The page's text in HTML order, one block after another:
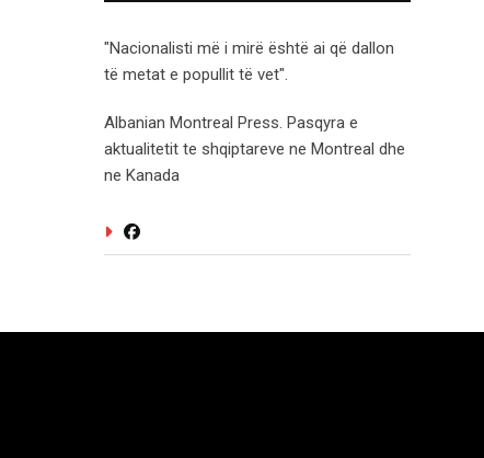
"Nacionalisti më i mirë është ai që dallon
të metat e popullit të vet".
Albanian Montreal Press. Pasqyra e
aktualitetit te shqiptareve ne Montreal dhe
ne Kanada